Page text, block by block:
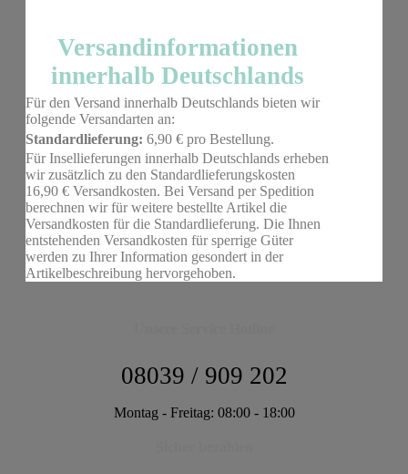
Versandinformationen
innerhalb Deutschlands
Für den Versand innerhalb Deutschlands bieten wir
folgende Versandarten an:
Standardlieferung: 6,90 € pro Bestellung.
Für Insellieferungen innerhalb Deutschlands erheben
wir zusätzlich zu den Standardlieferungskosten
16,90 € Versandkosten. Bei Versand per Spedition
berechnen wir für weitere bestellte Artikel die
Versandkosten für die Standardlieferung. Die Ihnen
entstehenden Versandkosten für sperrige Güter
werden zu Ihrer Information gesondert in der
Artikelbeschreibung hervorgehoben.
08039 / 909 202
Montag - Freitag: 08:00 - 18:00